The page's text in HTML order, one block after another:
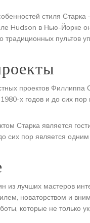
стиля
Hudson в Нью-Йорке
традиционных пультов
проектов
х годов и до сих пор
Старка является
сих пор является
из лучших мастеров
новаторством и
которые не только